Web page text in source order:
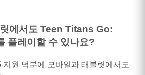
에서도 Teen Titans Go:
플레이할 수 있나요?
원 덕분에 모바일과 태블릿에서도